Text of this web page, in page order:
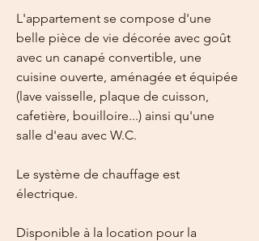
L'appartement se compose d'une
belle pièce de vie décorée avec goût
avec un canapé convertible, une
cuisine ouverte, aménagée et équipée
(lave vaisselle, plaque de cuisson,
cafetière, bouilloire...) ainsi qu'une
salle d'eau avec W.C.
Le système de chauffage est
électrique.
Disponible à la location pour la